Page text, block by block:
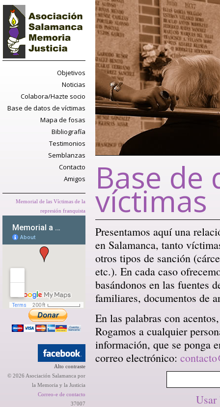
Objetivos
Noticias
Colabora/Hazte socio
Base de datos de víctimas
Mapa de fosas
Bibliografía
Testimonios
Semblanzas
Contacto
Amigos
Memorial de las Víctimas de la
represión franquista
Alto contraste
© 2026 Asociación Salamanca por
la Memoria y la Justicia
Correo-e de contacto
37007
Base de
víctimas
Presentamos aquí una
en Salamanca, tanto
otros tipos de sanción
etc.). En cada caso
basándonos en las fuentes
familiares, documentos de
En las palabras con
Rogamos a cualquier
información, que se ponga
correo electrónico:
Usar